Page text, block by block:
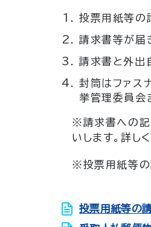
投票用紙等の
請求書等が届
請求書と外出
封筒はファス
挙管理委員会
※請求書への記
いします。詳し
※投票用紙等の
投票用紙等の